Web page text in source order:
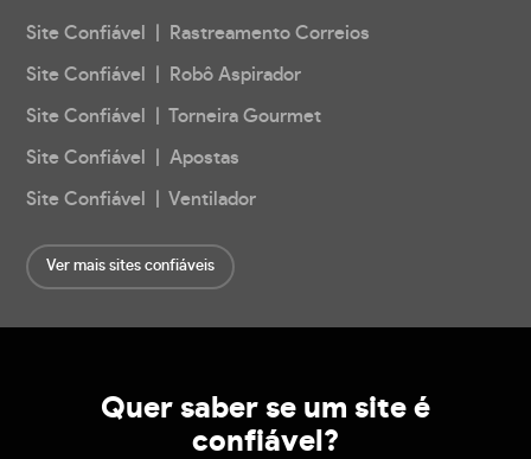
Site Confiável | Rastreamento Correios
Site Confiável | Robô Aspirador
Site Confiável | Torneira Gourmet
Site Confiável | Apostas
Site Confiável | Ventilador
Ver mais sites confiáveis
Quer saber se um site é
confiável?